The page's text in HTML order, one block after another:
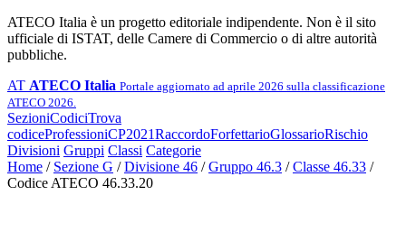
ATECO Italia è un progetto editoriale indipendente. Non è il sito
ufficiale di ISTAT, delle Camere di Commercio o di altre autorità
pubbliche.
AT ATECO Italia Portale aggiornato ad aprile 2026 sulla classificazione
ATECO 2026.
SezioniCodiciTrova
codiceProfessioniCP2021RaccordoForfettarioGlossarioRischio
Divisioni Gruppi Classi Categorie
Home / Sezione G / Divisione 46 / Gruppo 46.3 / Classe 46.33 /
Codice ATECO 46.33.20